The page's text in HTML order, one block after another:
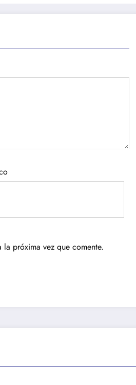
próxima vez que comente.